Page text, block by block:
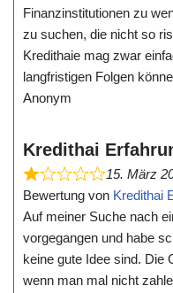
Finanzinstitutionen zu
zu suchen, die nicht so
Kredithaie mag zwar
langfristigen Folgen
Anonym
Kredithai
15. März
Bewertung von Kredithai
Auf meiner Suche nach
vorgegangen und habe
keine gute Idee sind. Die
wenn man mal nicht